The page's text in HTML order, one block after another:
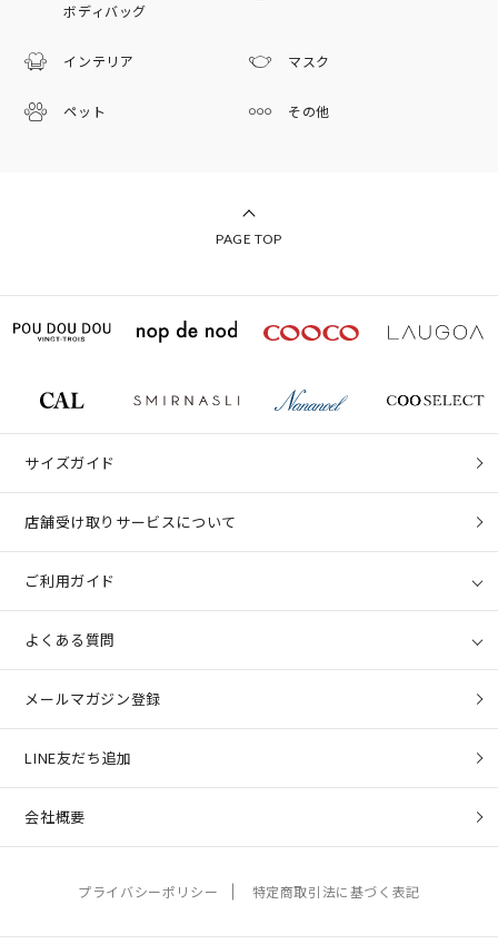
ボディバッグ
インテリア マスク
ペット その他
PAGE TOP
サイズガイド
店舗受け取りサービスについて
ご利用ガイド
よくある質問
メールマガジン登録
LINE友だち追加
会社概要
プライバシーポリシー 特定商取引法に基づく表記